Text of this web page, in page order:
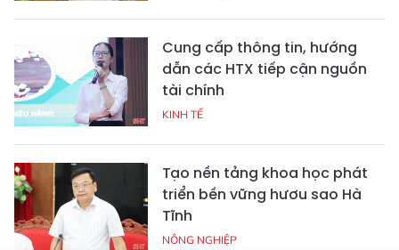
Cung cấp thông tin, hướng
dẫn các HTX tiếp cận nguồn
tài chính
KINH TẾ
Tạo nền tảng khoa học phát
triển bền vững hươu sao Hà
Tĩnh
NÔNG NGHIỆP